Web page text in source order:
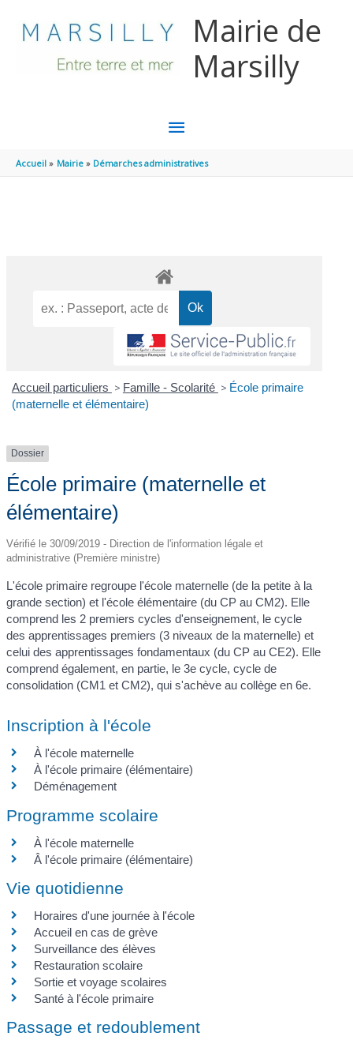
Mairie de
Marsilly
MENU
PRINCIPAL
Accueil Mairie Démarches administratives
Accueil particuliers > Famille - Scolarité > École primaire
(maternelle et élémentaire)
Dossier
École primaire (maternelle et
élémentaire)
Vérifié le 30/09/2019 - Direction de l'information légale et
administrative (Première ministre)
L'école primaire regroupe l'école maternelle (de la petite à la
grande section) et l'école élémentaire (du CP au CM2). Elle
comprend les 2 premiers cycles d'enseignement, le cycle
des apprentissages premiers (3 niveaux de la maternelle) et
celui des apprentissages fondamentaux (du CP au CE2). Elle
comprend également, en partie, le 3e cycle, cycle de
consolidation (CM1 et CM2), qui s'achève au collège en 6e.
Inscription à l'école
À l'école maternelle
À l'école primaire (élémentaire)
Déménagement
Programme scolaire
À l'école maternelle
Â l'école primaire (élémentaire)
Vie quotidienne
Horaires d'une journée à l'école
Accueil en cas de grève
Surveillance des élèves
Restauration scolaire
Sortie et voyage scolaires
Santé à l'école primaire
Passage et redoublement